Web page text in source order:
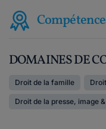
DOMAINES DE
Droit de la famille
Droit de la presse, image